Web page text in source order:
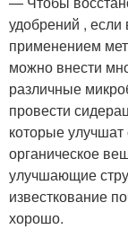
удобрений ,
применением
можно внести
различные
провести
которые улучшат
органическое
улучшающие
известкование
хорошо.